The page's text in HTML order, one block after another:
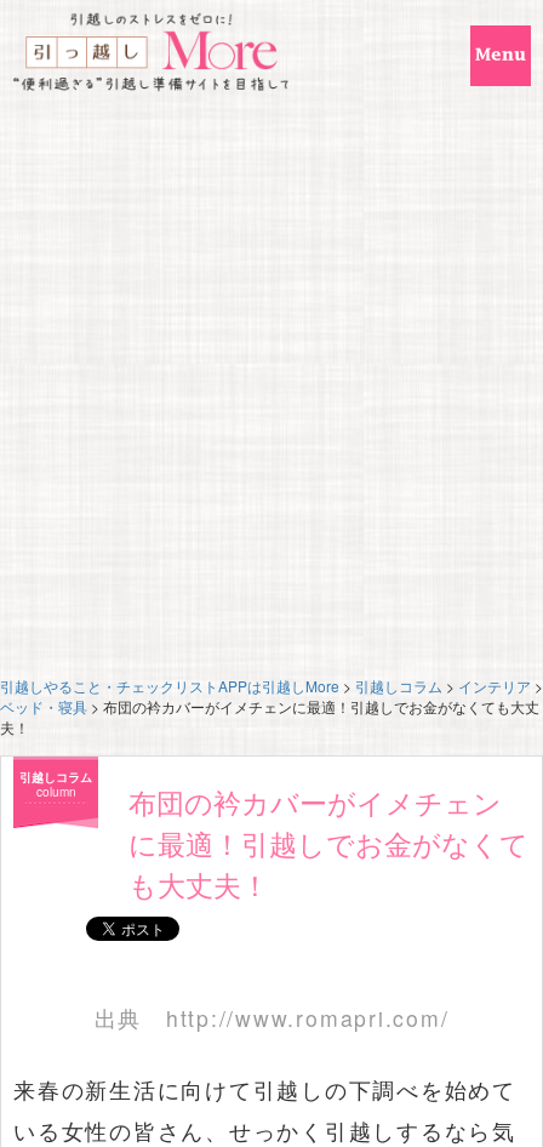
引越しやること・チェックリストAPPは引越しMore > 引越しコラム > インテリア >
ベッド・寝具 > 布団の衿カバーがイメチェンに最適！引越しでお金がなくても大丈
夫！
引越しコラム
column
布団の衿カバーがイメチェン
に最適！引越しでお金がなくて
も大丈夫！
出典 http://www.romapri.com/
来春の新生活に向けて引越しの下調べを始めて
いる女性の皆さん、せっかく引越しするなら気